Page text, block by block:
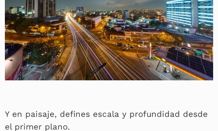
Y en paisaje, defines escala y profundidad desde
el primer plano.